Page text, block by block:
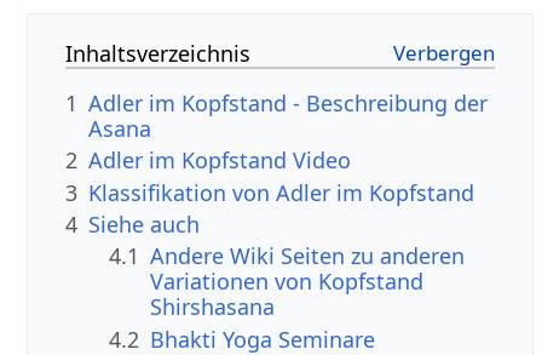
Inhaltsverzeichnis
1 Adler im Kopfstand - Beschreibung der
Asana
2 Adler im Kopfstand Video
3 Klassifikation von Adler im Kopfstand
4 Siehe auch
4.1 Andere Wiki Seiten zu anderen
Variationen von Kopfstand
Shirshasana
4.2 Bhakti Yoga Seminare